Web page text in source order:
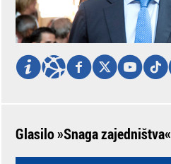
Glasilo »Snaga zajedništva«